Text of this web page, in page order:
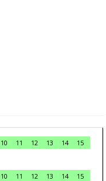
10 11 12 13 14
15
10 11 12 13 14
15